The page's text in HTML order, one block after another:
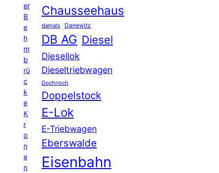
er
B
e
h
m
b
rü
c
k
e
K
r
o
n
e
n
Chausseehaus
damals Danewitz
DB AG Diesel
Diesellok
Dieseltriebwagen
Dochnoch
Doppelstock
E-Lok
E-Triebwagen
Eberswalde
Eisenbahn